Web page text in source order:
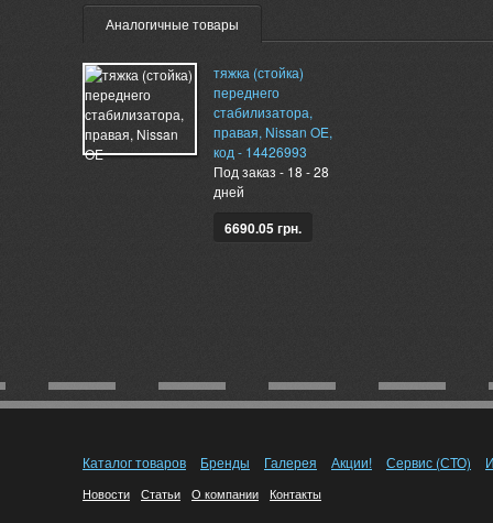
Аналогичные товары
тяжка (стойка)
переднего
стабилизатора,
правая, Nissan OE,
код - 14426993
Под заказ - 18 - 28
дней
6690.05 грн.
Каталог товаров Бренды Галерея Акции! Сервис (СТО)
Новости Статьи О компании Контакты